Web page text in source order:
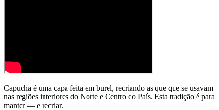
Capucha é uma capa feita em burel, recriando as que que se usavam
nas regiões interiores do Norte e Centro do País. Esta tradição é para
manter — e recriar.